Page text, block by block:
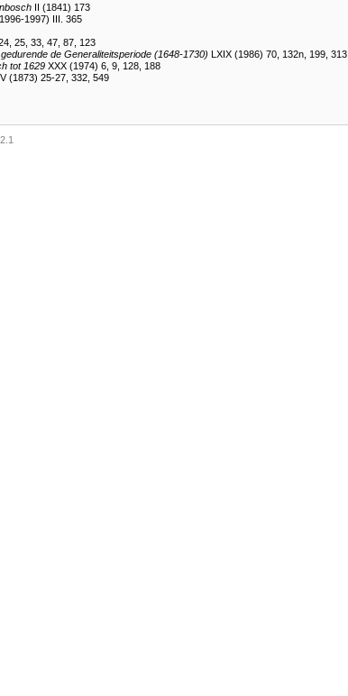
II (1841) 173
1997) III. 365
25, 33, 47, 87, 123
de Generaliteitsperiode (1648-1730) LXIX (1986) 70, 132n, 199, 313
tot 1629 XXX (1974) 6, 9, 128, 188
(1873) 25-27, 332, 549